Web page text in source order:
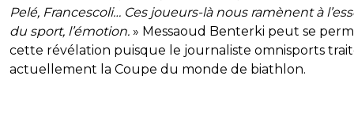
Pelé, Francescoli… Ces joueurs-là nous ramènent à
du sport, l’émotion. » Messaoud Benterki peut se
cette révélation puisque le journaliste omnisports
actuellement la Coupe du monde de biathlon.